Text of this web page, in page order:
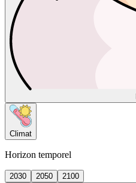
Climat
Horizon temporel
2030 2050
2100